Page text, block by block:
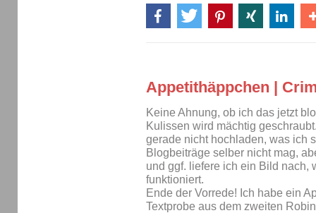
Appetithäppchen |
Keine Ahnung, ob ich das jetzt
Kulissen wird mächtig
gerade nicht hochladen, was ich
Blogbeiträge selber nicht mag,
und ggf. liefere ich ein Bild nach,
funktioniert.
Ende der Vorrede! Ich habe ein
Textprobe aus dem zweiten